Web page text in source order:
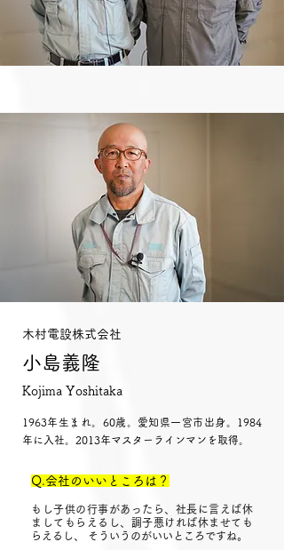
木村電設株式会社
小島義隆
Kojima Yoshitaka
1963年生まれ。60歳。愛知県一宮市出身。1984
年に入社。2013年マスターラインマンを取得。
Q.会社のいいところは？
もし子供の行事があったら、社長に言えば休
ましてもらえるし、調子悪ければ休ませても
らえるし、 そういうのがいいところですね。